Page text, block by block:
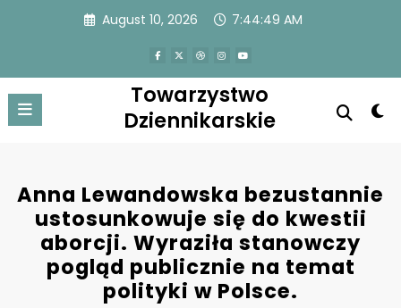
August 10, 2026 7:44:49 AM
Towarzystwo
Dziennikarskie
Anna Lewandowska bezustannie
ustosunkowuje się do kwestii
aborcji. Wyraziła stanowczy
pogląd publicznie na temat
polityki w Polsce.